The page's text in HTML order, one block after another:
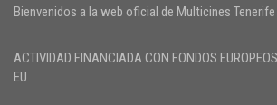
Bienvenidos a la web oficial de Multicines Tenerife
ACTIVIDAD FINANCIADA CON FONDOS
EU